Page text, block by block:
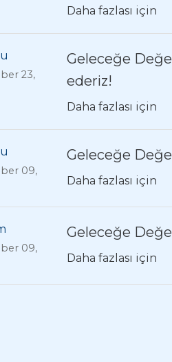
Daha fazlası için
23,
Geleceğe
ederiz!
Daha fazlası için
09,
Geleceğe
Daha fazlası için
09,
Geleceğe
Daha fazlası için